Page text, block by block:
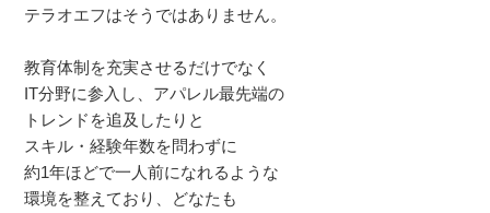
テラオエフはそうではありません。
教育体制を充実させるだけでなく
IT分野に参入し、アパレル最先端の
トレンドを追及したりと
スキル・経験年数を問わずに
約1年ほどで一人前になれるような
環境を整えており、どなたも